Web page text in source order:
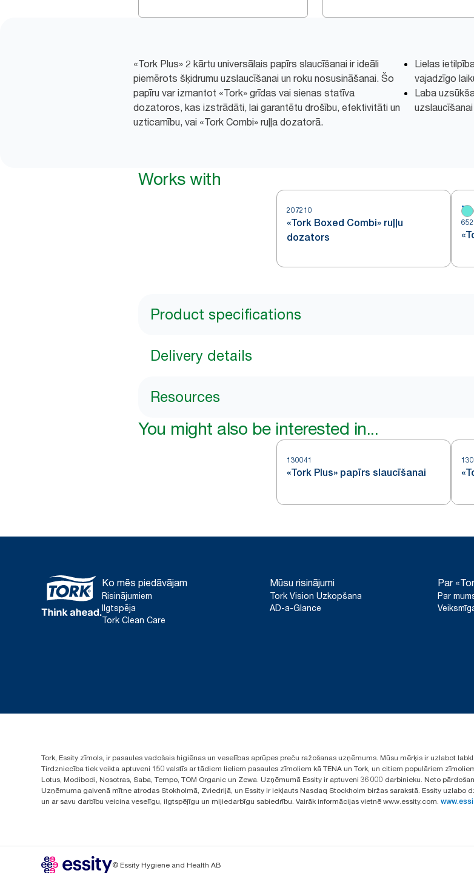
«Tork Plus» 2 kārtu universālais papīrs slaucīšanai ir ideāli
piemērots šķidrumu uzslaucīšanai un roku nosusināšanai. Šo
papīru var izmantot «Tork» grīdas vai sienas statīva
dozatoros, kas izstrādāti, lai garantētu drošību, efektivitāti un
uzticamību, vai «Tork Combi» ruļļa dozatorā.
Lielas
vajadzīgo
Laba
uzslaucīšanai
Works with
207210
«Tork Boxed Combi» ruļļu
dozators
Product specifications
Delivery details
Resources
You might also be interested in...
130041
«Tork Plus» papīrs slaucīšanai
Ko mēs piedāvājam
Risinājumiem
Ilgtspēja
Tork Clean Care
Mūsu risinājumi
Tork Vision Uzkopšana
AD-a-Glance
Par
Par
Tork, Essity zīmols, ir pasaules vadošais higiēnas un veselības aprūpes preču ražošanas uzņēmums. Mūsu mērķis ir uzlabot
Tirdzniecība tiek veikta aptuveni 150 valstīs ar tādiem lieliem pasaules zīmoliem kā TENA un Tork, un citiem populāriem
Lotus, Modibodi, Nosotras, Saba, Tempo, TOM Organic un Zewa. Uzņēmumā Essity ir aptuveni 36 000 darbinieku. Neto
Uzņēmuma galvenā mītne atrodas Stokholmā, Zviedrijā, un Essity ir iekļauts Nasdaq Stockholm biržas sarakstā. Essity
un ar savu darbību veicina veselīgu, ilgtspējīgu un mijiedarbīgu sabiedrību. Vairāk informācijas vietnē www.essity.com.
© Essity Hygiene and Health AB